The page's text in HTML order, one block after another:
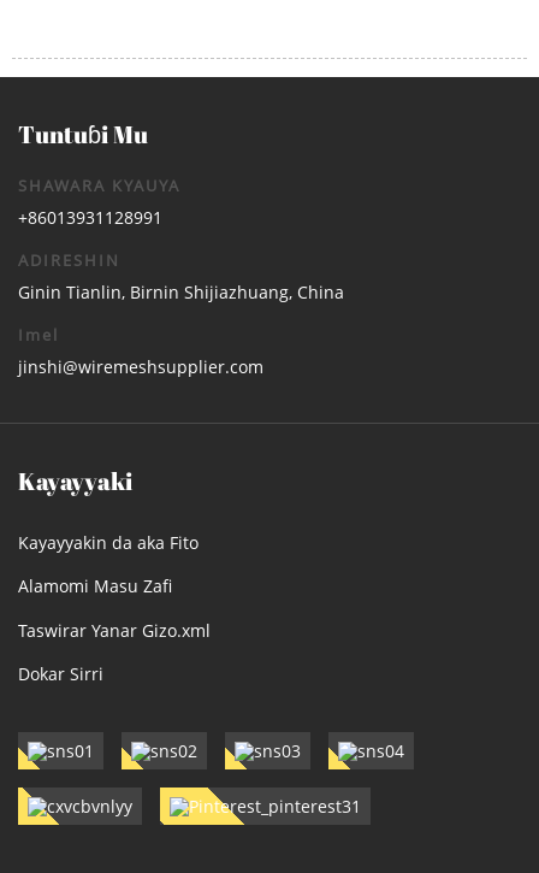
Tuntuɓi Mu
SHAWARA KYAUYA
+86013931128991
ADIRESHIN
Ginin Tianlin, Birnin Shijiazhuang, China
Imel
jinshi@wiremeshsupplier.com
Kayayyaki
Kayayyakin da aka Fito
Alamomi Masu Zafi
Taswirar Yanar Gizo.xml
Dokar Sirri